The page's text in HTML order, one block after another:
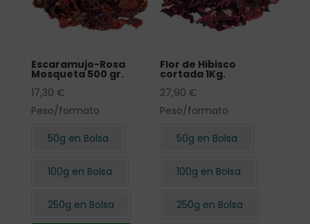
Escaramujo-Rosa
Mosqueta 500 gr.
17,30 €
Peso/formato
50g en Bolsa
100g en Bolsa
250g en Bolsa
Flor de Hibisco
cortada 1Kg.
27,90 €
Peso/formato
50g en Bolsa
100g en Bolsa
250g en Bolsa